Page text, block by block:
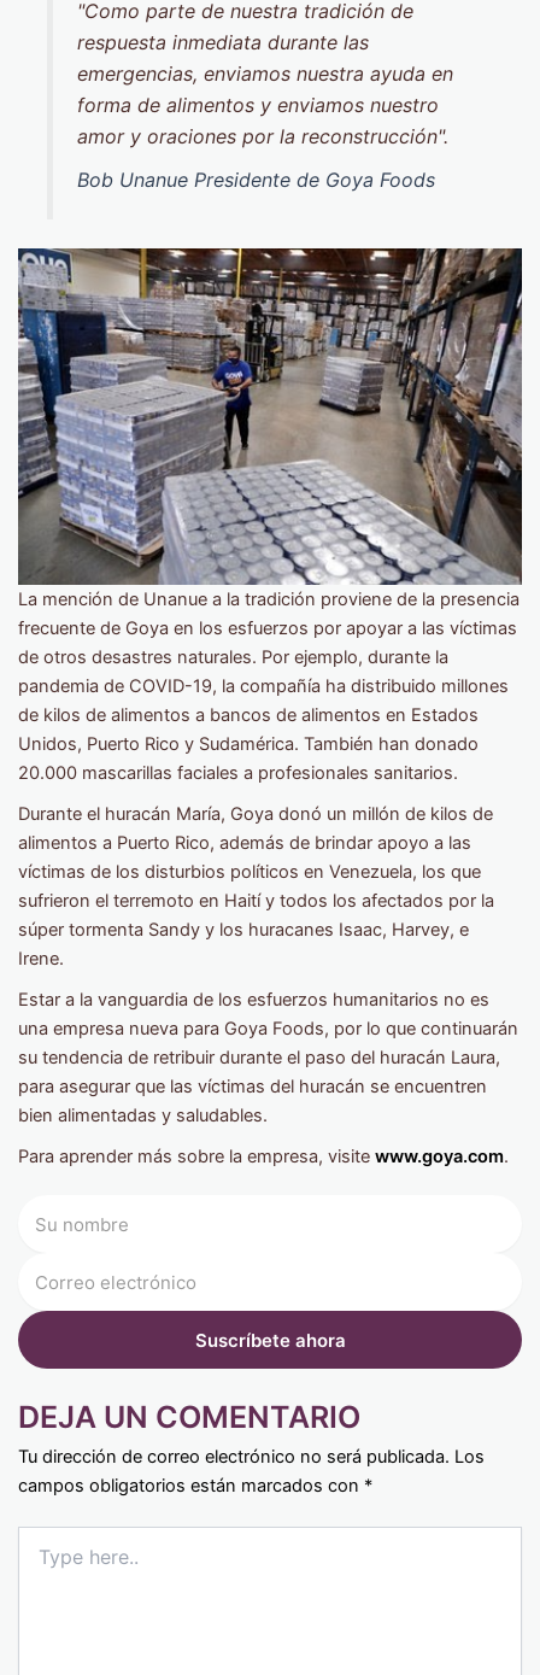
"Como parte de nuestra tradición de
respuesta inmediata durante las
emergencias, enviamos nuestra ayuda en
forma de alimentos y enviamos nuestro
amor y oraciones por la reconstrucción".
Bob Unanue Presidente de Goya Foods
La mención de Unanue a la tradición proviene de la presencia
frecuente de Goya en los esfuerzos por apoyar a las víctimas
de otros desastres naturales. Por ejemplo, durante la
pandemia de COVID-19, la compañía ha distribuido millones
de kilos de alimentos a bancos de alimentos en Estados
Unidos, Puerto Rico y Sudamérica. También han donado
20.000 mascarillas faciales a profesionales sanitarios.
Durante el huracán María, Goya donó un millón de kilos de
alimentos a Puerto Rico, además de brindar apoyo a las
víctimas de los disturbios políticos en Venezuela, los que
sufrieron el terremoto en Haití y todos los afectados por la
súper tormenta Sandy y los huracanes Isaac, Harvey, e
Irene.
Estar a la vanguardia de los esfuerzos humanitarios no es
una empresa nueva para Goya Foods, por lo que continuarán
su tendencia de retribuir durante el paso del huracán Laura,
para asegurar que las víctimas del huracán se encuentren
bien alimentadas y saludables.
Para aprender más sobre la empresa, visite www.goya.com.
DEJA UN COMENTARIO
Tu dirección de correo electrónico no será publicada. Los
campos obligatorios están marcados con *
here..